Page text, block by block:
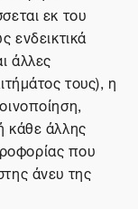
εκ του
ενδεικτικά
άλλες
τους), η
κάθε άλλης
που
άνευ της